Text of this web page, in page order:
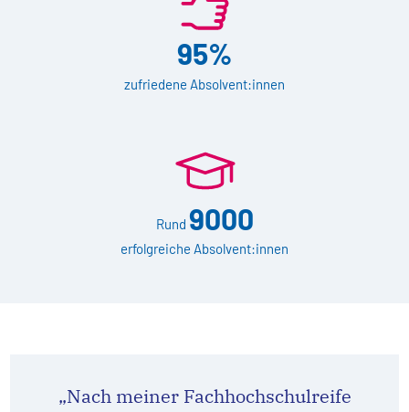
95%
zufriedene Absolvent:innen
Rund 9000
erfolgreiche Absolvent:innen
„Nach meiner Fachhochschulreife